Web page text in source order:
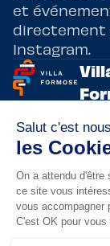
et
directement
Instagram.
Programmes
de
résidences
artistiques
bilatérales,
entre la
France et
Taïwan.
un